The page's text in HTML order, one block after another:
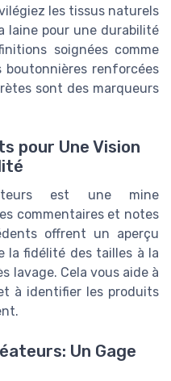
les tissus naturels
laine pour une durabilité
soignées comme
boutonnières renforcées
sont des marqueurs
pour Une Vision
est une mine
commentaires et notes
offrent un aperçu
la fidélité des tailles à la
lavage. Cela vous aide à
à identifier les produits
Un Gage